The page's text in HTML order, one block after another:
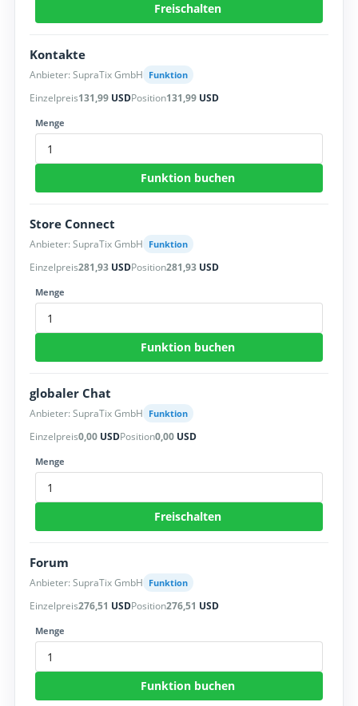
Freischalten
Kontakte
Anbieter: SupraTix GmbH Funktion
Einzelpreis131,99USDPosition131,99USD
Menge
Funktion buchen
Store Connect
Anbieter: SupraTix GmbH Funktion
Einzelpreis281,93USDPosition281,93USD
Menge
Funktion buchen
globaler Chat
Anbieter: SupraTix GmbH Funktion
Einzelpreis0,00USDPosition0,00USD
Menge
Freischalten
Forum
Anbieter: SupraTix GmbH Funktion
Einzelpreis276,51 USDPosition276,51 USD
Menge
Funktion buchen